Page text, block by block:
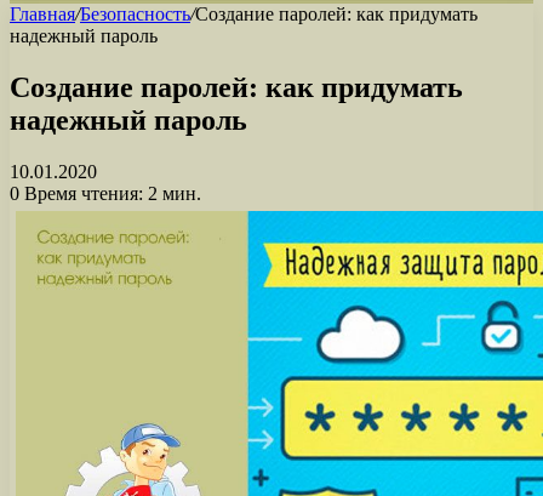
Главная/Безопасность/Создание паролей: как придумать
надежный пароль
Создание паролей: как придумать
надежный пароль
10.01.2020
0 Время чтения: 2 мин.